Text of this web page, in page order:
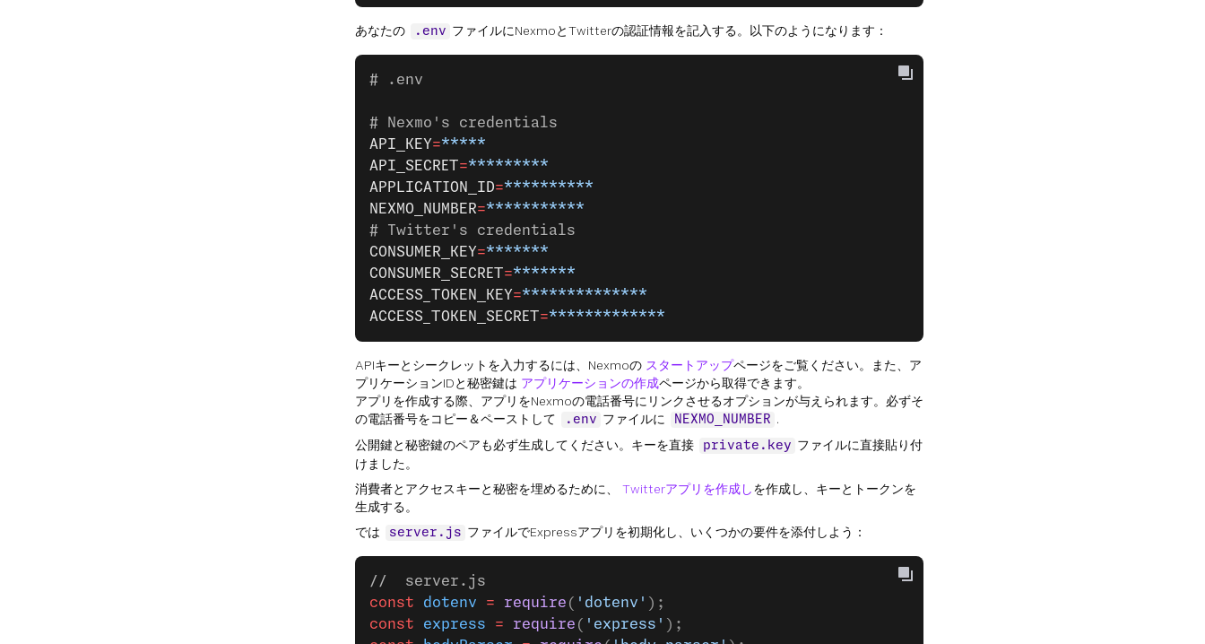
あなたの .env ファイルにNexmoとTwitterの認証情報を記入する。以下のようになります：
# .env
# Nexmo's credentials
API_KEY=*****
API_SECRET=*********
APPLICATION_ID=**********
NEXMO_NUMBER=***********
# Twitter's credentials
CONSUMER_KEY=*******
CONSUMER_SECRET=*******
ACCESS_TOKEN_KEY=**************
ACCESS_TOKEN_SECRET=*************
APIキーとシークレットを入力するには、Nexmoの スタートアップページをご覧ください。また、ア
プリケーションIDと秘密鍵は アプリケーションの作成ページから取得できます。
アプリを作成する際、アプリをNexmoの電話番号にリンクさせるオプションが与えられます。必ずそ
の電話番号をコピー＆ペーストして
.env ファイルに NEXMO_NUMBER .
公開鍵と秘密鍵のペアも必ず生成してください。キーを直接
private.key ファイルに直接貼り付
けました。
消費者とアクセスキーと秘密を埋めるために、 Twitterアプリを作成しを作成し、キーとトークンを
生成する。
では
server.js ファイルでExpressアプリを初期化し、いくつかの要件を添付しよう：
//  server.js
const dotenv = require ( 'dotenv' );
const express = require ( 'express' );